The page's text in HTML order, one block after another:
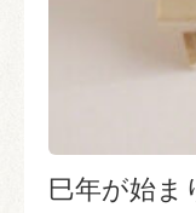
巳年が始ま